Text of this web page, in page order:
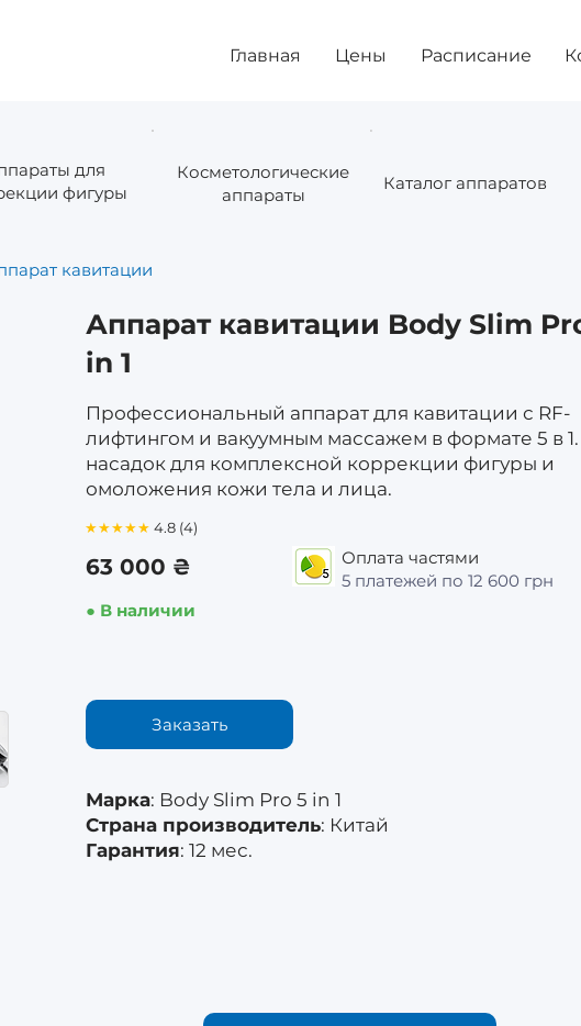
Главная Цены Расписание
для
фигуры
Косметологические
аппараты
Каталог аппаратов
кавитации
Аппарат кавитации Body Slim
in 1
Профессиональный аппарат для кавитации с RF-
лифтингом и вакуумным массажем в формате 5 в 1.
насадок для комплексной коррекции фигуры и
омоложения кожи тела и лица.
★★★★★ 4.8 (4)
63 000 ₴
Оплата частями
5 платежей по 12 600 грн
● В наличии
Заказать
Марка: Body Slim Pro 5 in 1
Страна производитель: Китай
Гарантия: 12 мес.